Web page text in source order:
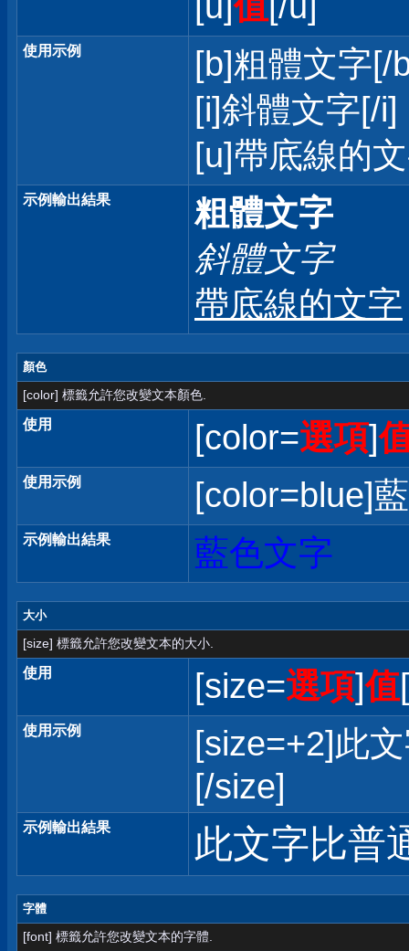
使用示例
[b]粗體文字[/
[i]斜體文字[/i]
[u]帶底線的
示例輸出結果
粗體文字
斜體文字
帶底線的文字
顏色
[color] 標籤允許您改變文本顏色.
使用 [color=選項]
使用示例 [color=blue]
示例輸出結果 藍色文字
大小
[size] 標籤允許您改變文本的大小.
使用 [size=選項]值
使用示例
[size=+2]此
[/size]
示例輸出結果 此文字比普
字體
[font] 標籤允許您改變文本的字體.